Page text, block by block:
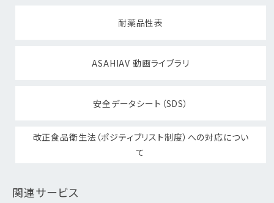
耐薬品性表
ASAHIAV 動画ライブラリ
安全データシート（SDS）
改正食品衛生法（ポジティブリスト制度）への対応につい
て
関連サービス